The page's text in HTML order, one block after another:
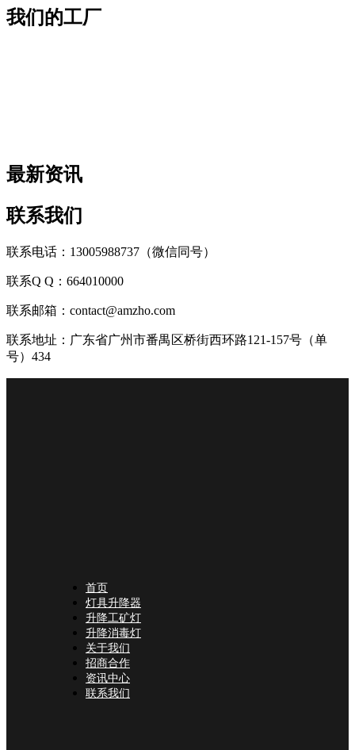
我们的工厂
最新资讯
联系我们
联系电话：13005988737（微信同号）
联系Q Q：664010000
联系邮箱：contact@amzho.com
联系地址：广东省广州市番禺区桥街西环路121-157号（单
号）434
首页
灯具升降器
升降工矿灯
升降消毒灯
关于我们
招商合作
资讯中心
联系我们